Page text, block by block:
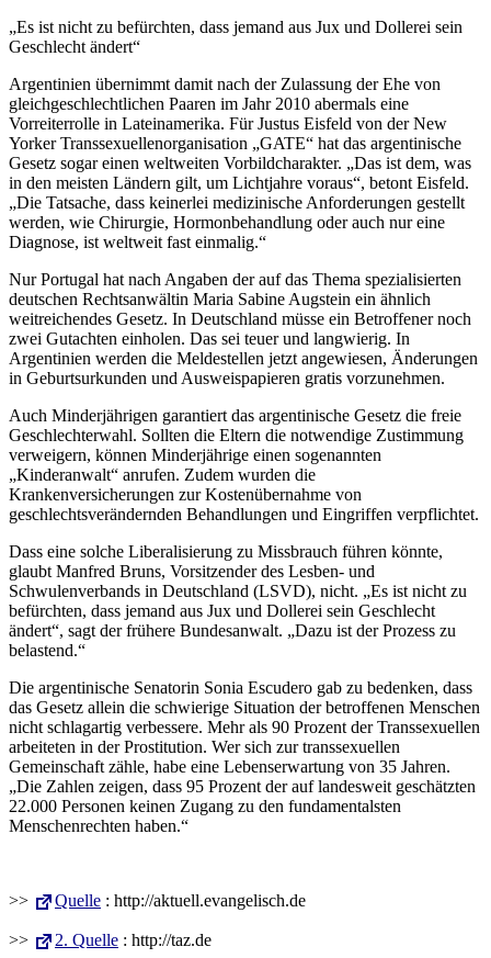
„Es ist nicht zu befürchten, dass jemand aus Jux und Dollerei sein
Geschlecht ändert“
Argentinien übernimmt damit nach der Zulassung der Ehe von
gleichgeschlechtlichen Paaren im Jahr 2010 abermals eine
Vorreiterrolle in Lateinamerika. Für Justus Eisfeld von der New
Yorker Transsexuellenorganisation „GATE“ hat das argentinische
Gesetz sogar einen weltweiten Vorbildcharakter. „Das ist dem, was
in den meisten Ländern gilt, um Lichtjahre voraus“, betont Eisfeld.
„Die Tatsache, dass keinerlei medizinische Anforderungen gestellt
werden, wie Chirurgie, Hormonbehandlung oder auch nur eine
Diagnose, ist weltweit fast einmalig.“
Nur Portugal hat nach Angaben der auf das Thema spezialisierten
deutschen Rechtsanwältin Maria Sabine Augstein ein ähnlich
weitreichendes Gesetz. In Deutschland müsse ein Betroffener noch
zwei Gutachten einholen. Das sei teuer und langwierig. In
Argentinien werden die Meldestellen jetzt angewiesen, Änderungen
in Geburtsurkunden und Ausweispapieren gratis vorzunehmen.
Auch Minderjährigen garantiert das argentinische Gesetz die freie
Geschlechterwahl. Sollten die Eltern die notwendige Zustimmung
verweigern, können Minderjährige einen sogenannten
„Kinderanwalt“ anrufen. Zudem wurden die
Krankenversicherungen zur Kostenübernahme von
geschlechtsverändernden Behandlungen und Eingriffen verpflichtet.
Dass eine solche Liberalisierung zu Missbrauch führen könnte,
glaubt Manfred Bruns, Vorsitzender des Lesben- und
Schwulenverbands in Deutschland (LSVD), nicht. „Es ist nicht zu
befürchten, dass jemand aus Jux und Dollerei sein Geschlecht
ändert“, sagt der frühere Bundesanwalt. „Dazu ist der Prozess zu
belastend.“
Die argentinische Senatorin Sonia Escudero gab zu bedenken, dass
das Gesetz allein die schwierige Situation der betroffenen Menschen
nicht schlagartig verbessere. Mehr als 90 Prozent der Transsexuellen
arbeiteten in der Prostitution. Wer sich zur transsexuellen
Gemeinschaft zähle, habe eine Lebenserwartung von 35 Jahren.
„Die Zahlen zeigen, dass 95 Prozent der auf landesweit geschätzten
22.000 Personen keinen Zugang zu den fundamentalsten
Menschenrechten haben.“
>> Quelle : http://aktuell.evangelisch.de
>> 2. Quelle : http://taz.de